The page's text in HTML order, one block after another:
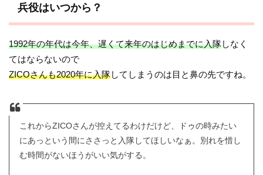
兵役はいつから？
1992年の年代は今年、遅くて来年のはじめまでに入隊しなく
てはならないので
ZICOさんも2020年に入隊してしまうのは目と鼻の先ですね。
これからZICOさんが控えてるわけだけど、ドゥの時みたい
にあっという間にささっと入隊してほしいなぁ。別れを惜し
む時間がないほうがいい気がする。